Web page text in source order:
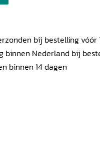
bij bestelling vóór
binnen Nederland bij
binnen 14 dagen